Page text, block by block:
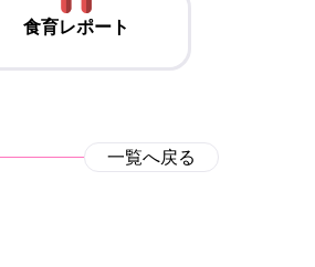
食育レポート
一覧へ戻る